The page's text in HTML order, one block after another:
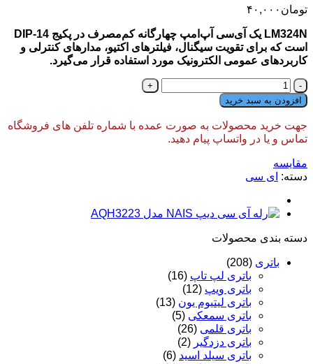
تومان ۴۰,۰۰۰
LM324N یک آی‌سی آپ‌امپ چهارگانه کم‌مصرف در پکیج DIP-14
است که برای تقویت سیگنال، فیلترهای اکتیو، مدارهای کنترلی و
کاربردهای عمومی الکترونیک مورد استفاده قرار می‌گیرد.
آی
سی
LM324-
ST
(اورجینال)
عدد
افزودن به سبد خرید
جهت خرید محصولات به صورت عمده با شماره تلفن های فروشگاه
تماس و یا در واتساپ پیام دهید.
مقایسه
دسته: ای سی
دسته‌ بندی محصولات
باتری (208)
باتری لپ تاپ (16)
باتری ویپ (12)
باتری لیتیوم یون (13)
باتری سمعکی (5)
باتری قلمی (26)
باتری دزدگیر (2)
باتری سیلد اسید (6)